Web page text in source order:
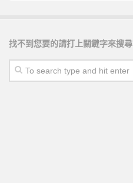
找不到您要的請打上關鍵字來搜尋